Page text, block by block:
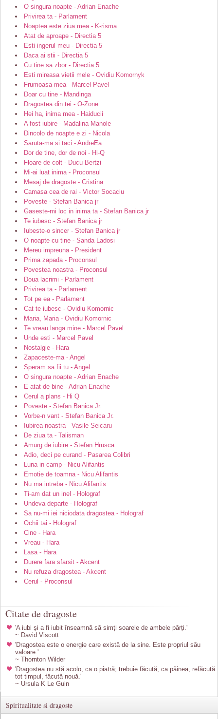
O singura noapte - Adrian Enache
Privirea ta - Parlament
Noaptea este ziua mea - K-risma
Atat de aproape - Directia 5
Esti ingerul meu - Directia 5
Daca ai stii - Directia 5
Cu tine sa zbor - Directia 5
Esti mireasa vietii mele - Ovidiu Komornyk
Frumoasa mea - Marcel Pavel
Doar cu tine - Mandinga
Dragostea din tei - O-Zone
Hei ha, inima mea - Haiducii
A fost iubire - Madalina Manole
Dincolo de noapte e zi - Nicola
Saruta-ma si taci - AndreEa
Dor de tine, dor de noi - Hi-Q
Floare de colt - Ducu Bertzi
Mi-ai luat inima - Proconsul
Mesaj de dragoste - Cristina
Camasa cea de rai - Victor Socaciu
Poveste - Stefan Banica jr
Gaseste-mi loc in inima ta - Stefan Banica jr
Te iubesc - Stefan Banica jr
Iubeste-o sincer - Stefan Banica jr
O noapte cu tine - Sanda Ladosi
Mereu impreuna - President
Prima zapada - Proconsul
Povestea noastra - Proconsul
Doua lacrimi - Parlament
Privirea ta - Parlament
Tot pe ea - Parlament
Cat te iubesc - Ovidiu Komornic
Maria, Maria - Ovidiu Komornic
Te vreau langa mine - Marcel Pavel
Unde esti - Marcel Pavel
Nostalgie - Hara
Zapaceste-ma - Angel
Speram sa fii tu - Angel
O singura noapte - Adrian Enache
E atat de bine - Adrian Enache
Cerul a plans - Hi Q
Poveste - Stefan Banica Jr.
Vorbe-n vant - Stefan Banica Jr.
Iubirea noastra - Vasile Seicaru
De ziua ta - Talisman
Amurg de iubire - Stefan Hrusca
Adio, deci pe curand - Pasarea Colibri
Luna in camp - Nicu Alifantis
Emotie de toamna - Nicu Alifantis
Nu ma intreba - Nicu Alifantis
Ti-am dat un inel - Holograf
Undeva departe - Holograf
Sa nu-mi iei niciodata dragostea - Holograf
Ochii tai - Holograf
Cine - Hara
Vreau - Hara
Lasa - Hara
Durere fara sfarsit - Akcent
Nu refuza dragostea - Akcent
Cerul - Proconsul
Citate de dragoste
'A iubi și a fi iubit înseamnă să simți soarele de ambele părți.'
~ David Viscott
'Dragostea este o energie care există de la sine. Este propriul său
valoare.'
~ Thornton Wilder
'Dragostea nu stă acolo, ca o piatră; trebuie făcută, ca pâinea, refăcută
tot timpul, făcută nouă.'
~ Ursula K Le Guin
Spiritualitate si dragoste